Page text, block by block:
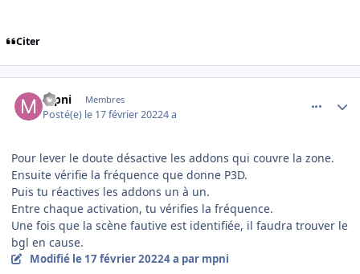
Citer
mpni Membres
Posté(e) le 17 février 20224 a
Pour lever le doute désactive les addons qui couvre la zone.
Ensuite vérifie la fréquence que donne P3D.
Puis tu réactives les addons un à un.
Entre chaque activation, tu vérifies la fréquence.
Une fois que la scène fautive est identifiée, il faudra trouver le
bgl en cause.
Modifié le 17 février 20224 a par mpni